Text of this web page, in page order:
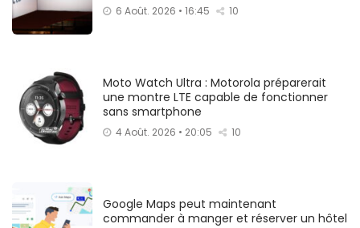
6 Août. 2026 • 16:45 10
Moto Watch Ultra : Motorola préparerait
une montre LTE capable de fonctionner
sans smartphone
4 Août. 2026 • 20:05 10
Google Maps peut maintenant
commander à manger et réserver un hôtel